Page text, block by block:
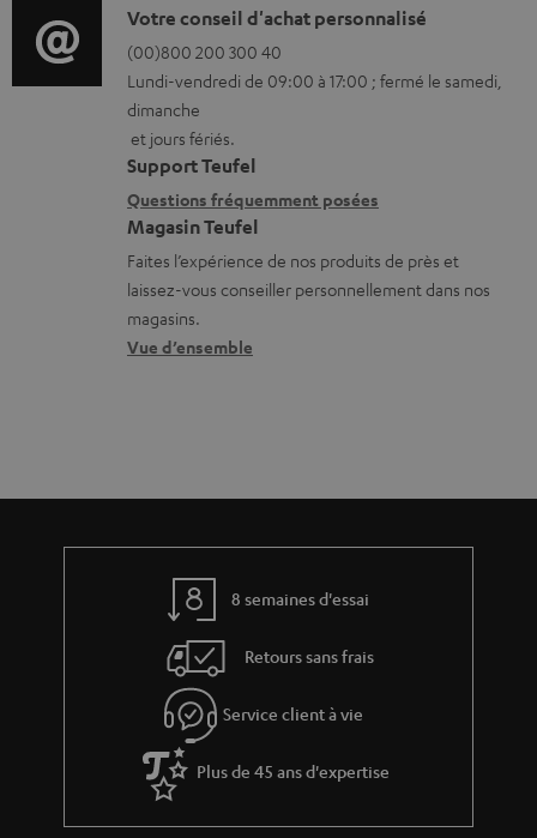
c
h
a
r
g
e
a
b
l
e
t
i
o
n
s
r
e
l
a
t
s
o
r
m
a
t
i
o
n
s
r
v
D
é
t
a
i
l
s
c
o
n
Votre conseil d'achat personnalisé
(00)800 200 300 40
Lundi-vendredi de 09:00 à 17:00 ; fermé le samedi,
dimanche
et jours fériés.
Support Teufel
Questions fréquemment posées
Magasin Teufel
Faites l’expérience de nos produits de près et
laissez-vous conseiller personnellement dans nos
magasins.
Vue d’ensemble
8 semaines d'essai
Retours sans frais
Service client à vie
Plus de 45 ans d'expertise